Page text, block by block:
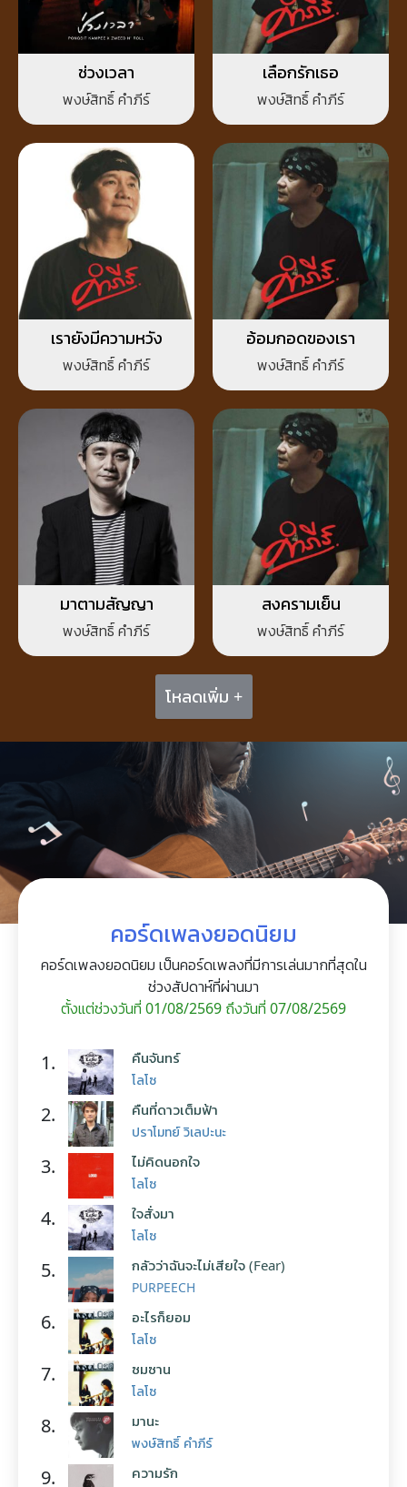
ช่วงเวลา
พงษ์สิทธิ์ คำภีร์
เลือกรักเธอ
พงษ์สิทธิ์ คำภีร์
เรายังมีความหวัง
พงษ์สิทธิ์ คำภีร์
อ้อมกอดของเรา
พงษ์สิทธิ์ คำภีร์
มาตามสัญญา
พงษ์สิทธิ์ คำภีร์
สงครามเย็น
พงษ์สิทธิ์ คำภีร์
โหลดเพิ่ม +
คอร์ดเพลงยอดนิยม
คอร์ดเพลงยอดนิยม เป็นคอร์ดเพลงที่มีการเล่นมากที่สุดใน
ช่วงสัปดาห์ที่ผ่านมา
ตั้งแต่ช่วงวันที่ 01/08/2569 ถึงวันที่ 07/08/2569
1. คืนจันทร์
โลโซ
2. คืนที่ดาวเต็มฟ้า
ปราโมทย์ วิเลปะนะ
3. ไม่คิดนอกใจ
โลโซ
4. ใจสั่งมา
โลโซ
5. กลัวว่าฉันจะไม่เสียใจ (Fear)
PURPEECH
6. อะไรก็ยอม
โลโซ
7. ซมซาน
โลโซ
8. มานะ
พงษ์สิทธิ์ คำภีร์
9. ความรัก